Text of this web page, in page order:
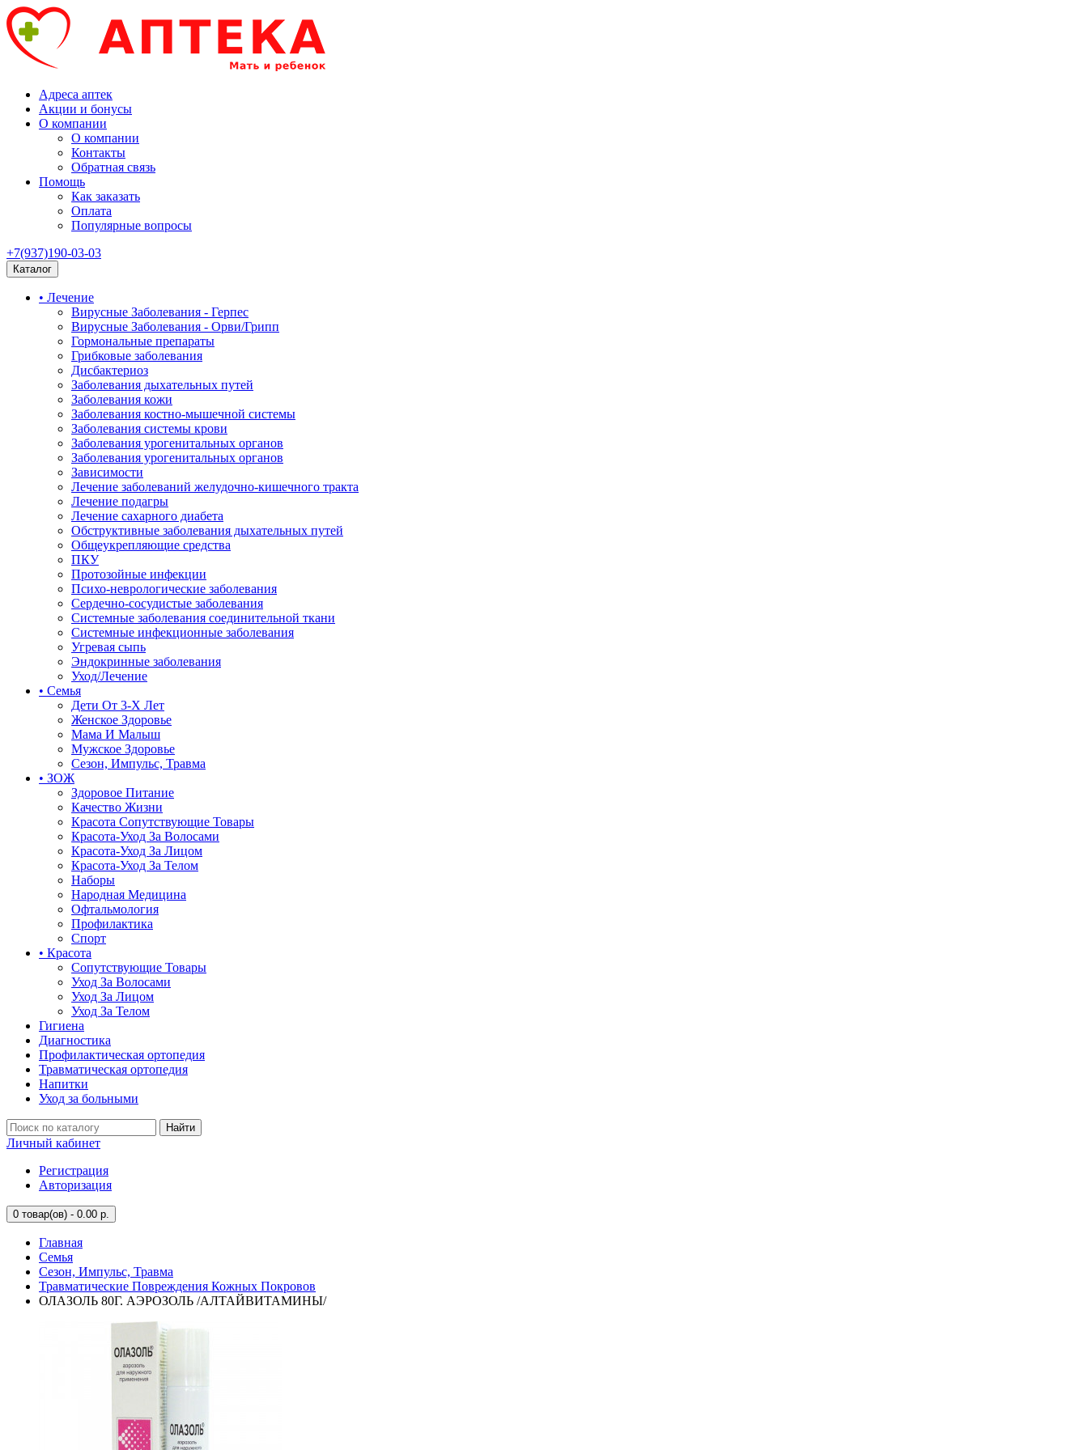
Адреса аптек
Акции и бонусы
О компании
О компании
Контакты
Обратная связь
Помощь
Как заказать
Оплата
Популярные вопросы
+7(937)190-03-03
Каталог
• Лечение
Вирусные Заболевания - Герпес
Вирусные Заболевания - Орви/Грипп
Гормональные препараты
Грибковые заболевания
Дисбактериоз
Заболевания дыхательных путей
Заболевания кожи
Заболевания костно-мышечной системы
Заболевания системы крови
Заболевания урогенитальных органов
Заболевания урогенитальных органов
Зависимости
Лечение заболеваний желудочно-кишечного тракта
Лечение подагры
Лечение сахарного диабета
Обструктивные заболевания дыхательных путей
Общеукрепляющие средства
ПКУ
Протозойные инфекции
Психо-неврологические заболевания
Сердечно-сосудистые заболевания
Системные заболевания соединительной ткани
Системные инфекционные заболевания
Угревая сыпь
Эндокринные заболевания
Уход/Лечение
• Семья
Дети От 3-Х Лет
Женское Здоровье
Мама И Малыш
Мужское Здоровье
Сезон, Импульс, Травма
• ЗОЖ
Здоровое Питание
Качество Жизни
Красота Сопутствующие Товары
Красота-Уход За Волосами
Красота-Уход За Лицом
Красота-Уход За Телом
Наборы
Народная Медицина
Офтальмология
Профилактика
Спорт
• Красота
Сопутствующие Товары
Уход За Волосами
Уход За Лицом
Уход За Телом
Гигиена
Диагностика
Профилактическая ортопедия
Травматическая ортопедия
Напитки
Уход за больными
Найти
Личный кабинет
Регистрация
Авторизация
0 товар(ов) - 0.00 р.
Главная
Семья
Сезон, Импульс, Травма
Травматические Повреждения Кожных Покровов
ОЛАЗОЛЬ 80Г. АЭРОЗОЛЬ /АЛТАЙВИТАМИНЫ/